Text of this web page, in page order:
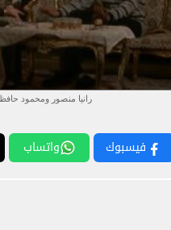
رانيا منصور ومحمود حافظ
فيسبوك واتساب